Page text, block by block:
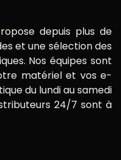
depuis plus de
et une sélection des
Nos équipes sont
matériel et vos e-
du lundi au samedi
24/7 sont à